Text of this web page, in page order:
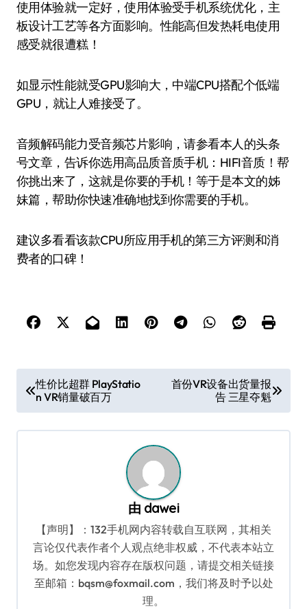
使用体验就一定好，使用体验受手机系统优化，主
板设计工艺等各方面影响。性能高但发热耗电使用
感受就很遭糕！
如显示性能就受GPU影响大，中端CPU搭配个低端
GPU，就让人难接受了。
音频解码能力受音频芯片影响，请参看本人的头条
号文章，告诉你选用高品质音质手机：HIFI音质！帮
你挑出来了，这就是你要的手机！等于是本文的姊
妹篇，帮助你快速准确地找到你需要的手机。
建议多看看该款CPU所应用手机的第三方评测和消
费者的口碑！
章
导
性价比超群 PlayStatio
n VR销量破百万
首份VR设备出货量报
告 三星夺魁
由 dawei
【声明】：132手机网内容转载自互联网，其相关
言论仅代表作者个人观点绝非权威，不代表本站立
场。如您发现内容存在版权问题，请提交相关链接
至邮箱：bqsm@foxmail.com，我们将及时予以处
理。